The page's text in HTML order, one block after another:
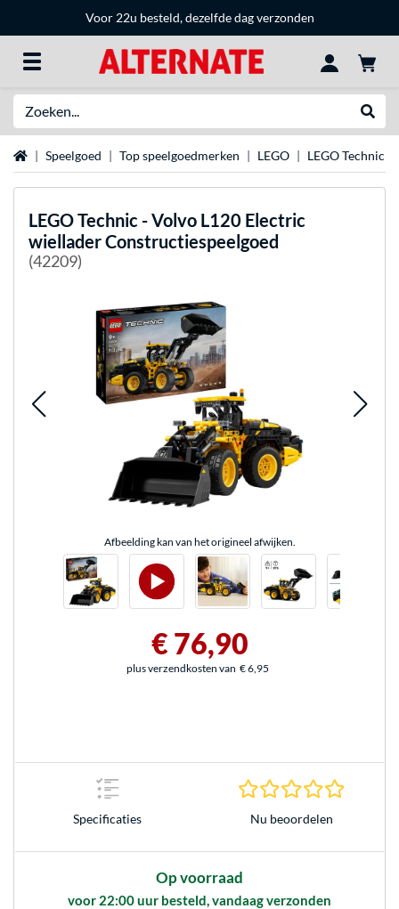
Voor 22u besteld, dezelfde dag verzonden
HomeSpeelgoed Top speelgoedmerken LEGO LEGO Technic
LEGOTechnic - Volvo L120 Electric
wiellader Constructiespeelgoed
(42209)
Afbeelding kan van het origineel afwijken.
€ 76,90
plus verzendkosten van € 6,95
Specificaties Nu beoordelen
Op voorraad
voor 22:00 uur besteld, vandaag verzonden